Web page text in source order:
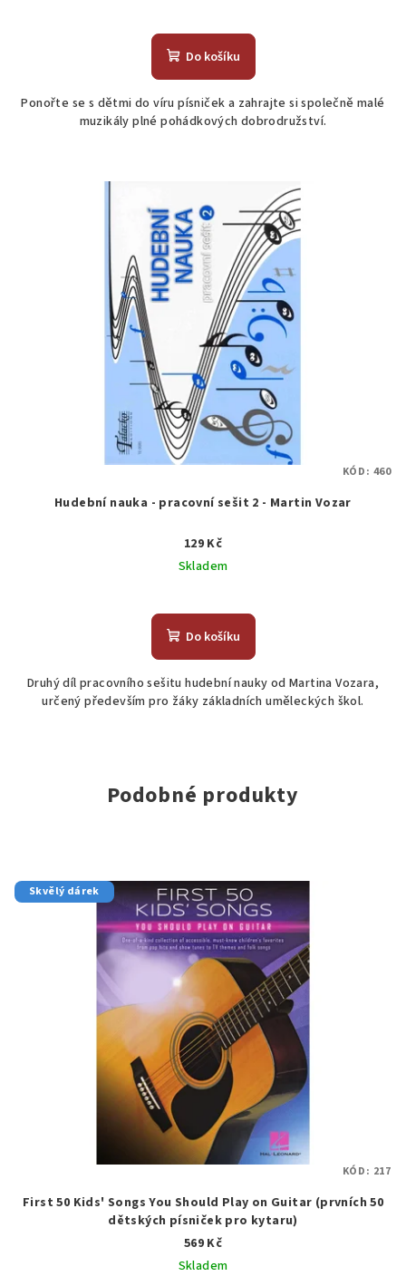
Do košíku
Ponořte se s dětmi do víru písniček a zahrajte si společně malé
muzikály plné pohádkových dobrodružství.
Hudební nauka - pracovní sešit 2 - Martin Vozar
129 Kč
Skladem
Do košíku
Druhý díl pracovního sešitu hudební nauky od Martina Vozara,
určený především pro žáky základních uměleckých škol.
KÓD: 460
Podobné produkty
Skvělý dárek
First 50 Kids' Songs You Should Play on Guitar (prvních 50
dětských písniček pro kytaru)
569 Kč
Skladem
KÓD: 217